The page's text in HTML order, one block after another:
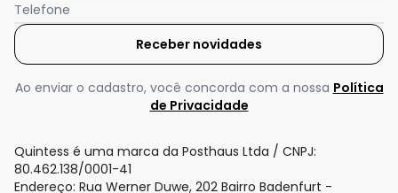
Telefone
Receber novidades
Ao enviar o cadastro, você concorda com a nossa Política
de Privacidade
Quintess é uma marca da Posthaus Ltda / CNPJ:
80.462.138/0001-41
Endereço: Rua Werner Duwe, 202 Bairro Badenfurt -
Nós utilizamos cookies e tecnologias similares para melhorar sua
experiência de compra, incluindo conteúdo relevante e
publicidade personalizada. Ao continuar navegando, entendemos
que você está ciente e concorda com a nossa Política de
para saber mais.
Aceitar todos os cookies